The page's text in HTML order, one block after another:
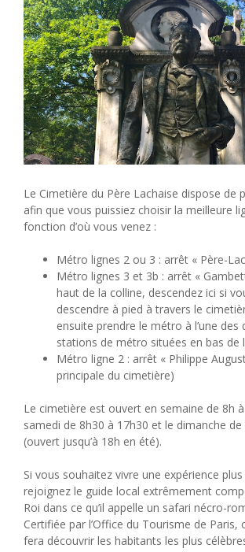
Le Cimetière du Père Lachaise dispose de
afin que vous puissiez choisir la meilleure
fonction d’où vous venez :
Métro lignes 2 ou 3 : arrêt « Père-
Métro lignes 3 et 3b : arrêt «
haut de la colline, descendez ici si
descendre à pied à travers le
ensuite prendre le métro à l’une des
stations de métro situées en bas de
Métro ligne 2 : arrêt « Philippe
principale du cimetière)
Le cimetière est ouvert en semaine de 8h
samedi de 8h30 à 17h30 et le dimanche de
(ouvert jusqu’à 18h en été).
Si vous souhaitez vivre une expérience
rejoignez le guide local extrêmement
Roi dans ce qu’il appelle un safari nécro-
Certifiée par l’Office du Tourisme de Paris,
fera découvrir les habitants les plus